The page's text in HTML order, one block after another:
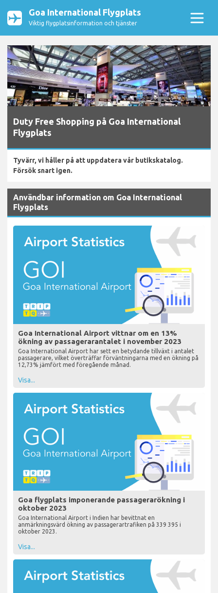
Goa International Flygplats
Viktig flygplatsinformation och tjänster
Duty Free Shopping på Goa International
Flygplats
Tyvärr, vi håller på att uppdatera vår butikskatalog.
Försök snart igen.
Användbar information om Goa International
Flygplats
Goa International Airport vittnar om en 13%
ökning av passagerarantalet i november 2023
Goa International Airport har sett en betydande tillväxt i antalet
passagerare, vilket överträffar förväntningarna med en ökning på
12,73% jämfört med föregående månad.
Visa...
Goa flygplats imponerande passagerarökning i
oktober 2023
Goa International Airport i Indien har bevittnat en
anmärkningsvärd ökning av passagerartrafiken på 339 395 i
oktober 2023.
Visa...